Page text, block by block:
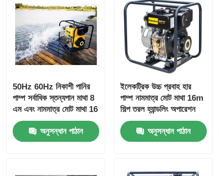
50Hz 60Hz নিকাশী পানির
পাম্প সর্বাধিক স্তন্যপান মাথা 8
এম এবং নামমাত্র মোট মাথা 16
মিটার বৈশিষ্ট্যযুক্ত নিকাশী জল
চিকিত্সা উদ্ভিদের জন্য উপযুক্ত
অনুসন্ধান পাঠান
ইলেকট্রিক উচ্চ প্রবাহ হার
পাম্প নামমাত্র মোট মাথা 16m
শিল্প তরল হ্যান্ডলিং অপারেশন
উত্পাদনশীলতা উন্নত করার জন্য
ডিজাইন করাঅনুসন্ধান পাঠান